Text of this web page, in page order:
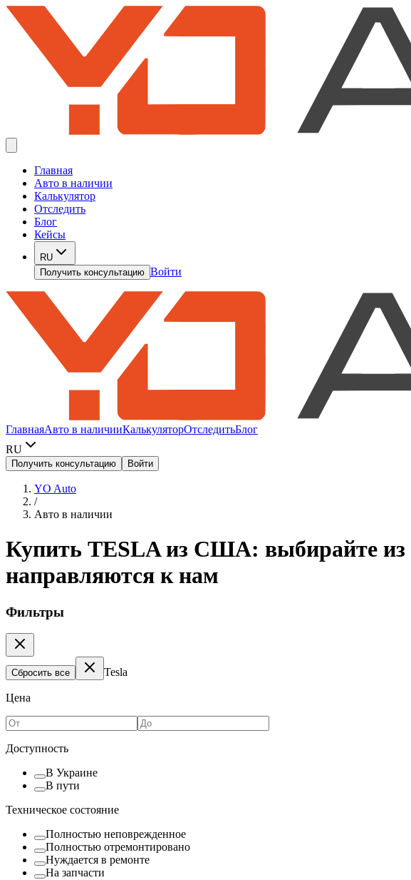
Главная
Авто в наличии
Калькулятор
Отследить
Блог
Кейсы
RU
Получить консультацию Войти
ГлавнаяАвто в наличииКалькуляторОтследитьБлог
RU
Получить консультацию Войти
YO Auto
/
Авто в наличии
Купить TESLA из США: выбирайте из
направляются к нам
Фильтры
Сбросить все Tesla
Цена
Доступность
В Украине
В пути
Техническое состояние
Полностью неповрежденное
Полностью отремонтировано
Нуждается в ремонте
На запчасти